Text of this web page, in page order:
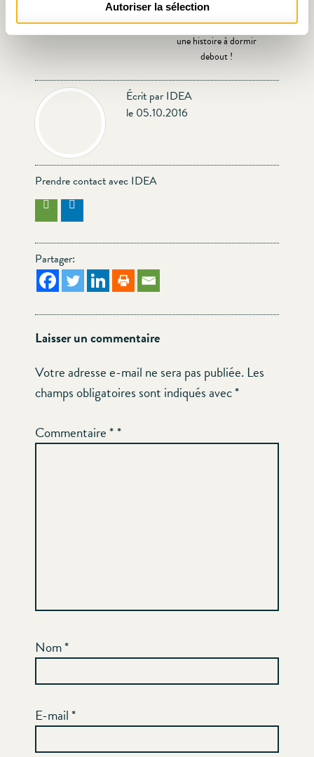
Autoriser la sélection
R&D : Rassurante
Démystification
Document de travail n°9:
Logement au Luxembourg :
une histoire à dormir
debout !
Écrit par IDEA
le 05.10.2016
Prendre contact avec IDEA
Partager:
Laisser un commentaire
Votre adresse e-mail ne sera pas publiée. Les
champs obligatoires sont indiqués avec*
Commentaire*
Nom*
E-mail*